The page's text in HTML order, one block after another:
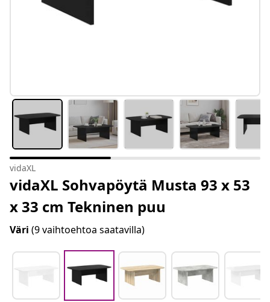
vidaXL
vidaXL Sohvapöytä Musta 93 x 53
x 33 cm Tekninen puu
Väri (9 vaihtoehtoa saatavilla)